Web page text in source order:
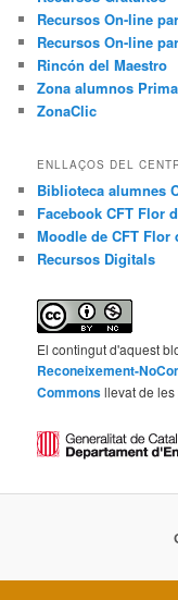
Recursos On-line
Recursos On-line
Rincón del Maestro
Zona alumnos
ZonaClic
ENLLAÇOS DEL
Biblioteca alumnes
Facebook CFT Flor
Moodle de CFT Flor
Recursos Digitals
El contingut d'aquest
Reconeixement-
Commonsllevat de